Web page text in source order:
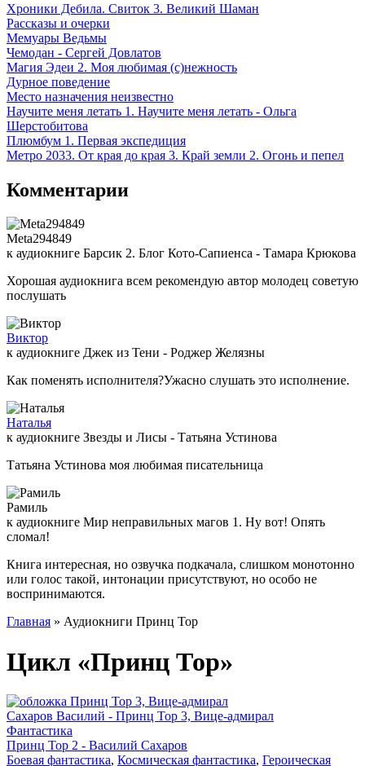
Хроники Дебила. Свиток 3. Великий Шаман
Рассказы и очерки
Мемуары Ведьмы
Чемодан - Сергей Довлатов
Магия Эдеи 2. Моя любимая (с)нежность
Дурное поведение
Место назначения неизвестно
Научите меня летать 1. Научите меня летать - Ольга
Шерстобитова
Плюмбум 1. Первая экспедиция
Метро 2033. От края до края 3. Край земли 2. Огонь и пепел
Комментарии
Meta294849
к аудиокниге Барсик 2. Блог Кото-Сапиенса - Тамара Крюкова
Хорошая аудиокнига всем рекомендую автор молодец советую
послушать
Виктор
к аудиокниге Джек из Тени - Роджер Желязны
Как поменять исполнителя?Ужасно слушать это исполнение.
Наталья
к аудиокниге Звезды и Лисы - Татьяна Устинова
Татьяна Устинова моя любимая писательница
Рамиль
к аудиокниге Мир неправильных магов 1. Ну вот! Опять
сломал!
Книга интересная, но озвучка подкачала, слишком монотонно
или голос такой, интонации присутствуют, но особо не
воспринимаются.
Главная » Аудиокниги Принц Тор
Цикл «Принц Тор»
Сахаров Василий - Принц Тор 3, Вице-адмирал
Фантастика
Принц Тор 2 - Василий Сахаров
Боевая фантастика, Космическая фантастика, Героическая